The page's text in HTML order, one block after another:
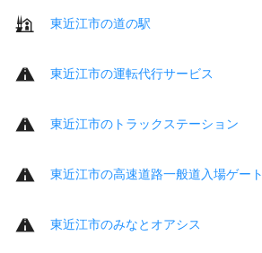
東近江市の道の駅
東近江市の運転代行サービス
東近江市のトラックステーション
東近江市の高速道路一般道入場ゲート
東近江市のみなとオアシス